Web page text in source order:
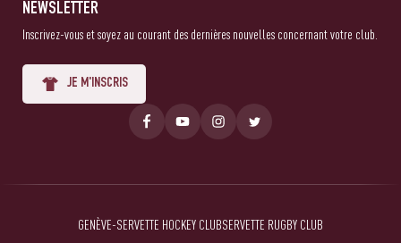
NEWSLETTER
Inscrivez-vous et soyez au courant des dernières nouvelles concernant votre club.
JE M'INSCRIS
GENÈVE-SERVETTE HOCKEY CLUBSERVETTE RUGBY CLUB